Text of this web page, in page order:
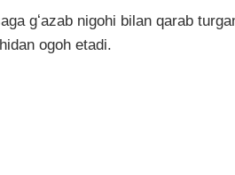
gʻazab nigohi bilan qarab
ogoh etadi.